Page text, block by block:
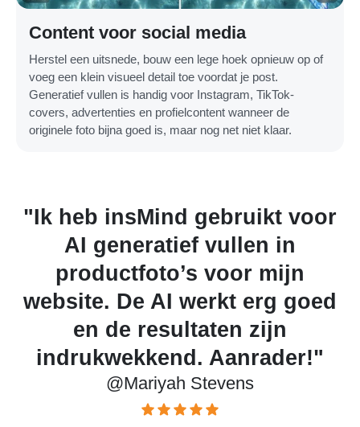
Content voor social media
Herstel een uitsnede, bouw een lege hoek opnieuw op of
voeg een klein visueel detail toe voordat je post.
Generatief vullen is handig voor Instagram, TikTok-
covers, advertenties en profielcontent wanneer de
originele foto bijna goed is, maar nog net niet klaar.
voor
goed
"Ik zocht naar AI
vullen online en kwam
insMind terecht. Ik ben
blij met de afbeeldingen.
ziet er natuurlijk en
samenhangend uit."
@Szymon Cabrera